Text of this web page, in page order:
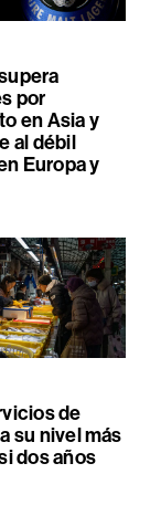
por
en Asia y
al débil
Europa y
de
su nivel más
dos años